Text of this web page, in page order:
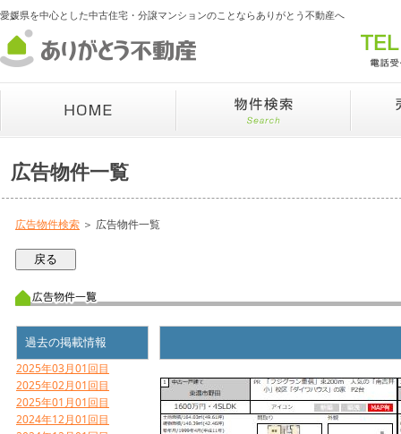
愛媛県を中心とした中古住宅・分譲マンションのことならありがとう不動産へ
広告物件一覧
広告物件検索 ＞ 広告物件一覧
過去の掲載情報
2025年03月01回目
2025年02月01回目
2025年01月01回目
2024年12月01回目